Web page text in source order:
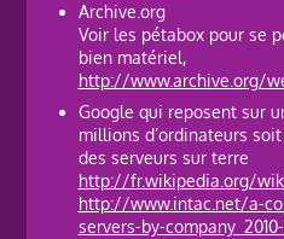
Archive.org
Voir les pétabox pour se
bien matériel,
http://www.archive.org/
Google qui reposent sur
millions d’ordinateurs
des serveurs sur terre
http://fr.wikipedia.org/
http://www.intac.net/a-
servers-by-